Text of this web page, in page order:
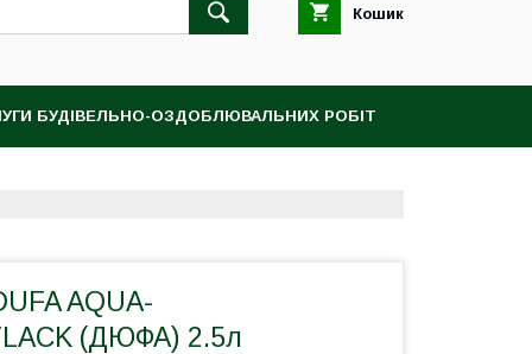
Кошик
БУДІВЕЛЬНО-ОЗДОБЛЮВАЛЬНИХ РОБІТ
AQUA-
(ДЮФА) 2.5л